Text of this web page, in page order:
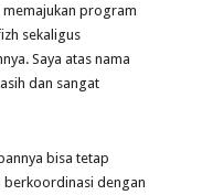
memajukan program
sekaligus
Saya atas nama
dan sangat
bisa tetap
berkoordinasi dengan